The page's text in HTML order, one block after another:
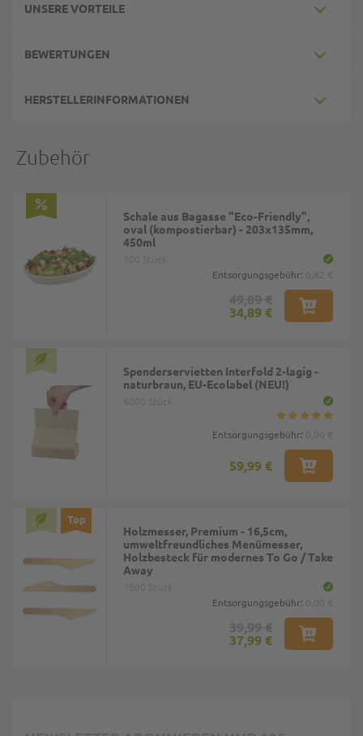
UNSERE VORTEILE
BEWERTUNGEN
HERSTELLERINFORMATIONEN
Zubehör
Schale aus Bagasse "Eco-Friendly",
oval (kompostierbar) - 203x135mm,
450ml
Entsorgungsgebühr:
34,89 €
Spenderservietten Interfold 2-lagig -
naturbraun, EU-Ecolabel (NEU!)
Entsorgungsgebühr:
59,99 €
Top
Holzmesser, Premium - 16,5cm,
umweltfreundliches Menümesser,
Holzbesteck für modernes To Go / Take
Away
Entsorgungsgebühr:
37,99 €